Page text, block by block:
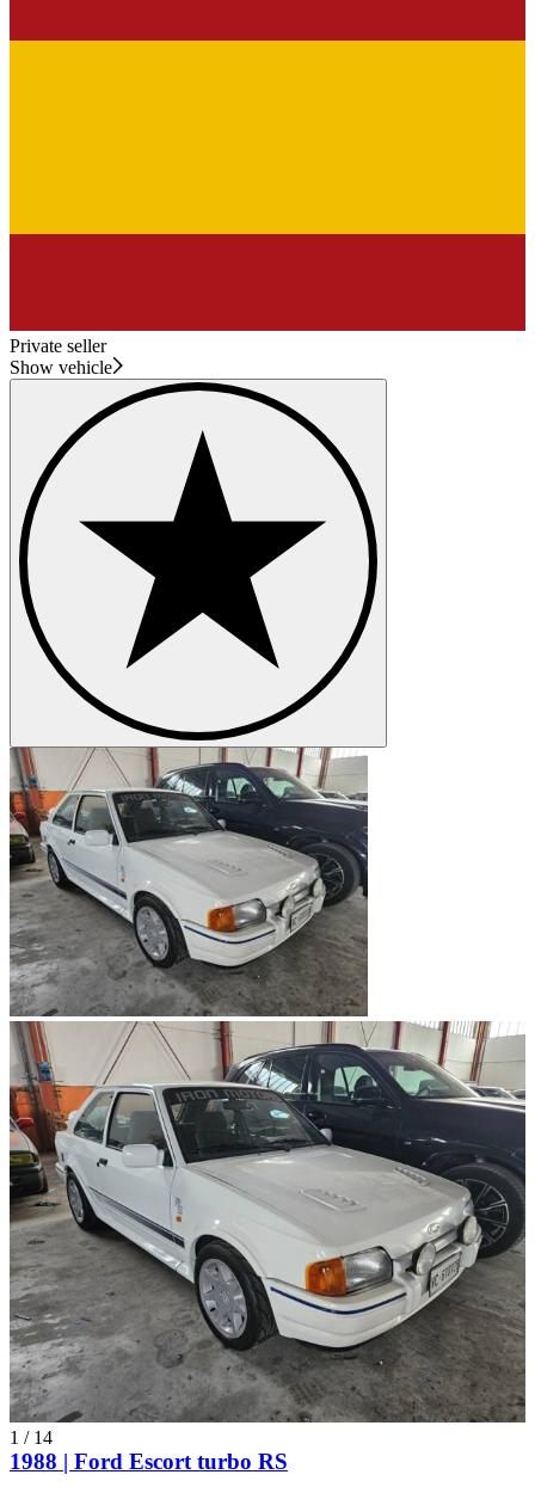
Private seller
Show vehicle
1 / 14
1988 | Ford Escort turbo RS